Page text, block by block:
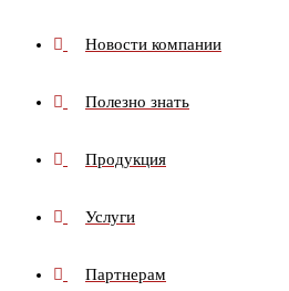
Новости компании
Полезно знать
Продукция
Услуги
Партнерам